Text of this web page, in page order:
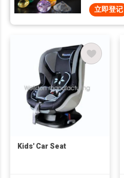
立即登记
Kids' Car Seat